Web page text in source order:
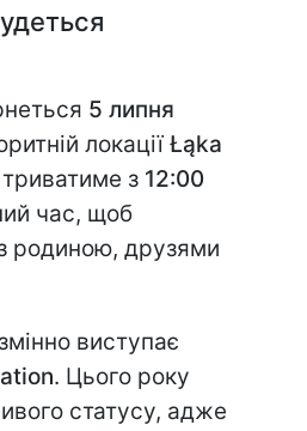
5 липня
локаціїŁąka
з 12:00
час, щоб
родиною, друзями
виступає
. Цього року
статусу, адже